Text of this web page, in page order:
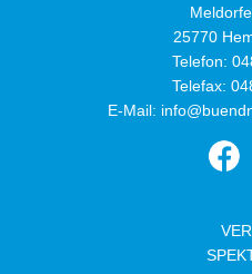
25770
Telefon:
Telefax:
E-Mail: